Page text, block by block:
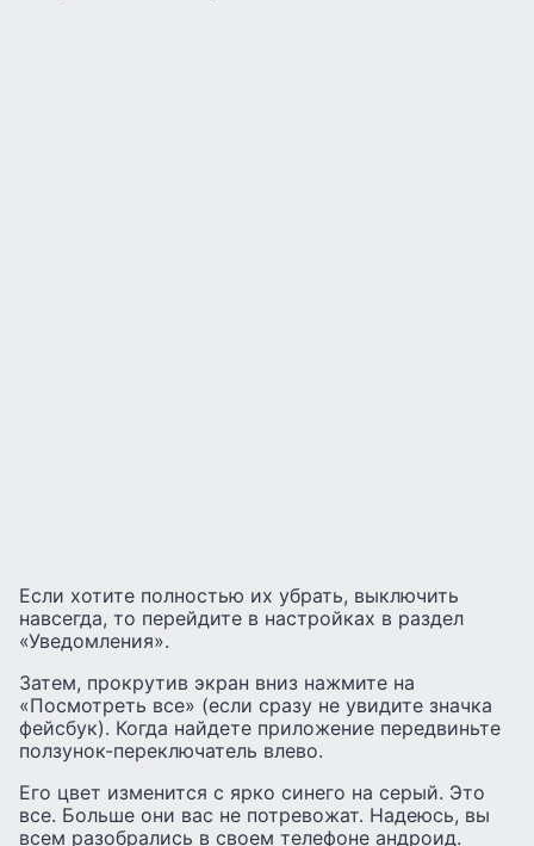
Если хотите полностью их убрать, выключить
навсегда, то перейдите в настройках в раздел
«Уведомления».
Затем, прокрутив экран вниз нажмите на
«Посмотреть все» (если сразу не увидите значка
фейсбук). Когда найдете приложение передвиньте
ползунок-переключатель влево.
Его цвет изменится с ярко синего на серый. Это
все. Больше они вас не потревожат. Надеюсь, вы
всем разобрались в своем телефоне андроид.